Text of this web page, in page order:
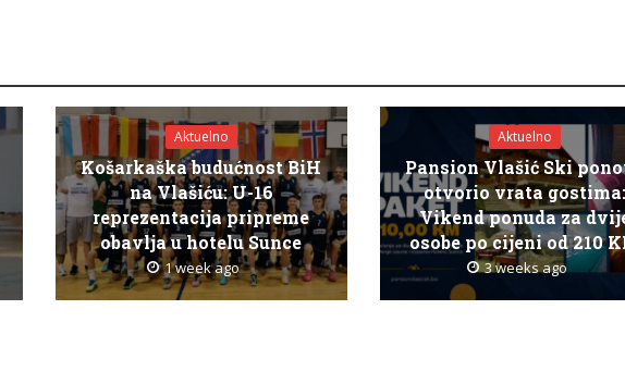
Aktuelno
Košarkaška budućnost BiH
na Vlašiću: U-16
reprezentacija pripreme
obavlja u hotelu Sunce
1 week ago
Aktuelno
Pansion Vlašić Ski
otvorio vrata
Vikend ponuda za
osobe po cijeni od 210
3 weeks ago